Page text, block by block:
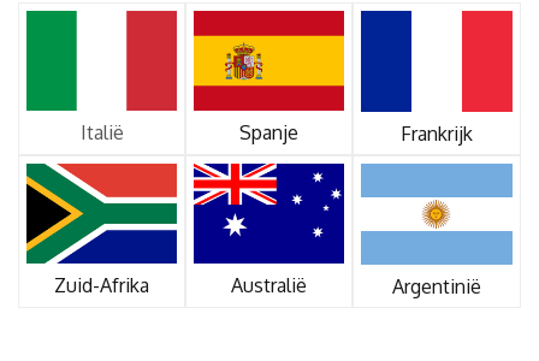
Italië Spanje Frankrijk
Zuid-Afrika Australië Argentinië